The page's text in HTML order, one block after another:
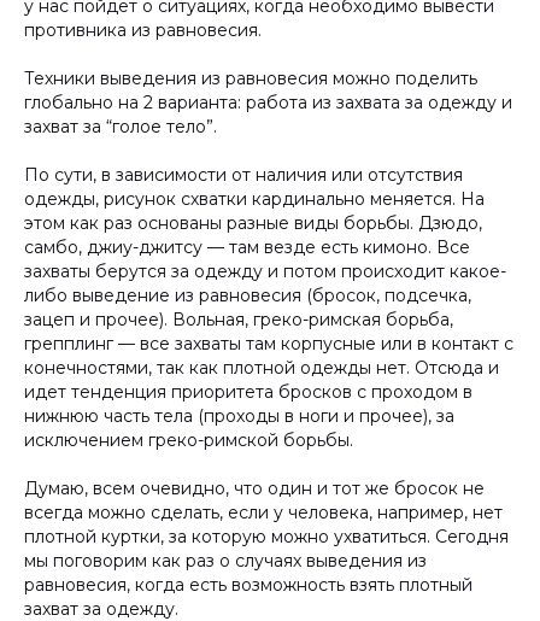
у нас пойдет о ситуациях, когда необходимо вывести
противника из равновесия.
Техники выведения из равновесия можно поделить
глобально на 2 варианта: работа из захвата за одежду и
захват за “голое тело”.
По сути, в зависимости от наличия или отсутствия
одежды, рисунок схватки кардинально меняется. На
этом как раз основаны разные виды борьбы. Дзюдо,
самбо, джиу-джитсу — там везде есть кимоно. Все
захваты берутся за одежду и потом происходит какое-
либо выведение из равновесия (бросок, подсечка,
зацеп и прочее). Вольная, греко-римская борьба,
грепплинг — все захваты там корпусные или в контакт с
конечностями, так как плотной одежды нет. Отсюда и
идет тенденция приоритета бросков с проходом в
нижнюю часть тела (проходы в ноги и прочее), за
исключением греко-римской борьбы.
Думаю, всем очевидно, что один и тот же бросок не
всегда можно сделать, если у человека, например, нет
плотной куртки, за которую можно ухватиться. Сегодня
мы поговорим как раз о случаях выведения из
равновесия, когда есть возможность взять плотный
захват за одежду.